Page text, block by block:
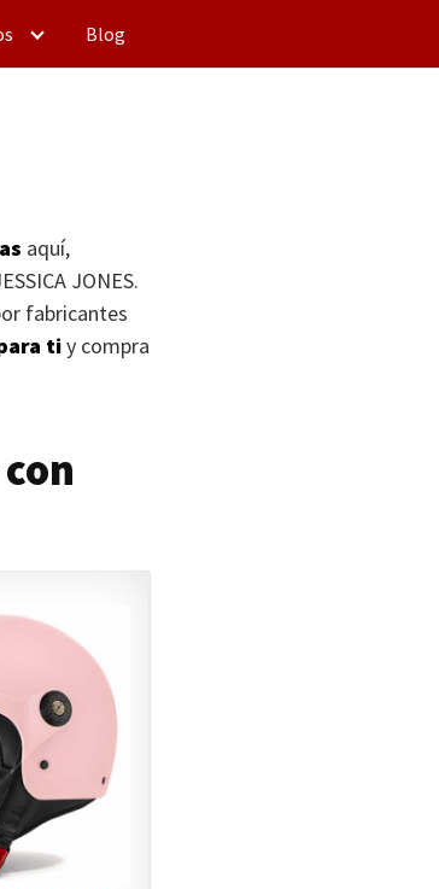
Blog
aquí,
JONES.
fabricantes
tiy compra